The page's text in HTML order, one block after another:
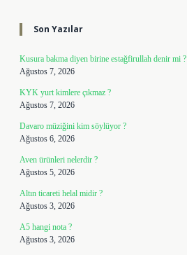
Son Yazılar
Kusura bakma diyen birine estağfirullah denir mi ?
Ağustos 7, 2026
KYK yurt kimlere çıkmaz ?
Ağustos 7, 2026
Davaro müziğini kim söylüyor ?
Ağustos 6, 2026
Aven ürünleri nelerdir ?
Ağustos 5, 2026
Altın ticareti helal midir ?
Ağustos 3, 2026
A5 hangi nota ?
Ağustos 3, 2026